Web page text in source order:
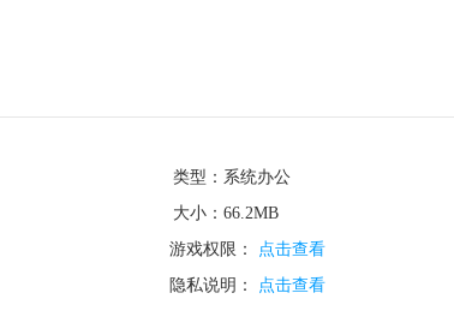
类型：系统办公
大小：66.2MB
游戏权限： 点击查看
隐私说明： 点击查看